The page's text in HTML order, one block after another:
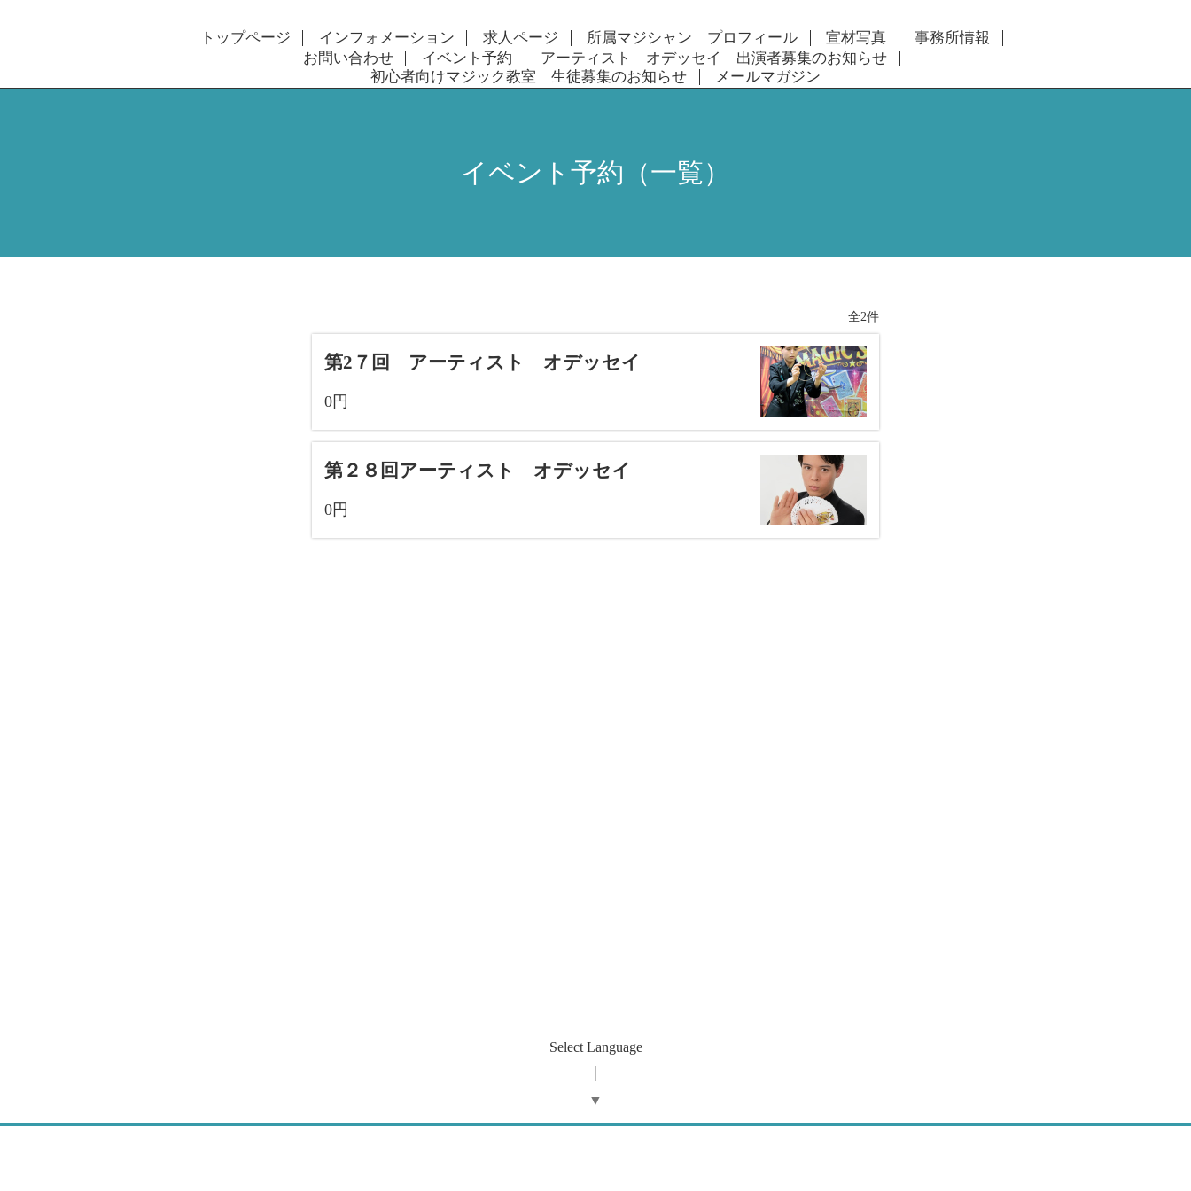
トップページ インフォメーション 求人ページ 所属マジシャン プロフィール 宣材写真
事務所情報
お問い合わせ
イベント予約
アーティスト オデッセイ 出演者募集のお知らせ
初心者向けマジック教室 生徒募集のお知らせ
メールマガジン
イベント予約（一覧）
全2件
第2７回 アーティスト オデッセイ
0円
第２８回アーティスト オデッセイ
0円
Select Language
▼